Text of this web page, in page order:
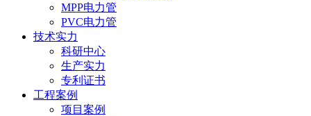
MPP电力管
PVC电力管
技术实力
科研中心
生产实力
专利证书
工程案例
项目案例